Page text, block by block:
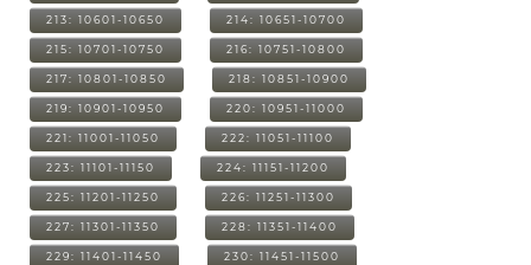
213: 10601-10650 214: 10651-10700
215: 10701-10750 216: 10751-10800
217: 10801-10850 218: 10851-10900
219: 10901-10950 220: 10951-11000
221: 11001-11050 222: 11051-11100
223: 11101-11150 224: 11151-11200
225: 11201-11250 226: 11251-11300
227: 11301-11350 228: 11351-11400
229: 11401-11450 230: 11451-11500